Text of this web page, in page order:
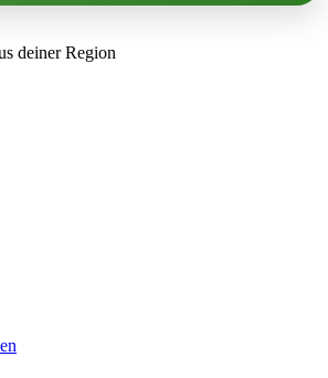
deiner Region